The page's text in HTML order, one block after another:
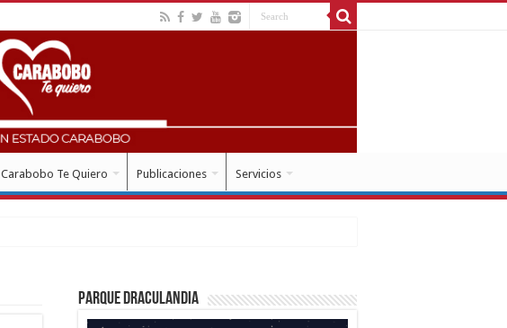
Carabobo Te Quiero Publicaciones Servicios
Parque Draculandia